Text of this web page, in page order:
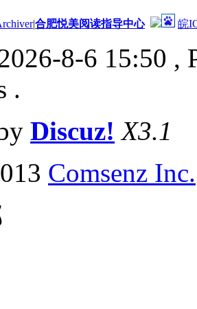
|合肥悦美阅读指导中心 皖
8-6 15:50 ,
.
Discuz! X3.1
Comsenz Inc.